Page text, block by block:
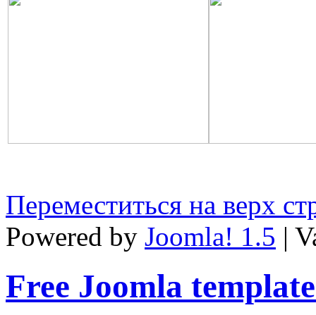
Переместиться на верх
Powered by Joomla! 1.5 |
Free Joomla